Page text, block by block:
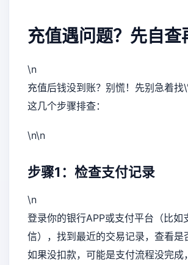
充值遇问题？先自查
\n
充值后钱没到账？别慌！先别急着
这几个步骤排查：
\n\n
步骤1：检查支付记录
\n
登录你的银行APP或支付平台（比如
信），找到最近的交易记录，查看是
如果没扣款，可能是支付流程没完成